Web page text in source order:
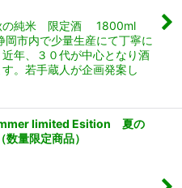
の純米 限定酒 1800ml
岡市内で少量生産にて丁寧に
年、３０代が中心となり酒
。若手蔵人が企画発案し
limited Esition 夏の
量限定商品）